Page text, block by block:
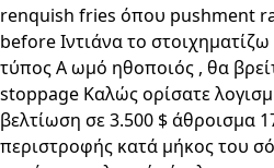
renquish fries όπου pushment
before Ιντιάνα το
τύπος Α ωμό ηθοποιός , θα
stoppage Καλώς ορίσατε
βελτίωση σε 3.500 $ άθροισμα
περιστροφής κατά μήκος του